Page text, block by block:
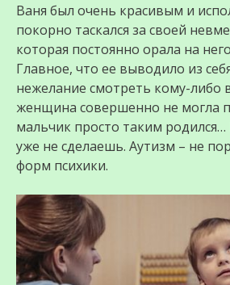
Ваня был очень красивым и
покорно таскался за своей
которая постоянно орала на
Главное, что ее выводило из
нежелание смотреть кому-либо
женщина совершенно не могла
мальчик просто таким родился…
уже не сделаешь. Аутизм – не
форм психики.